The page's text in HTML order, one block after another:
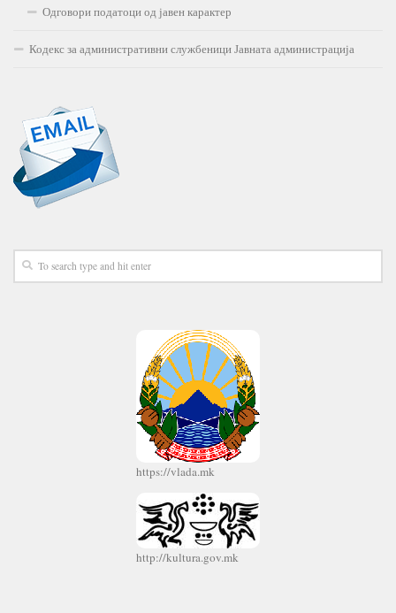
Одговори податоци од јавен карактер
Кодекс за административни службеници Јавната администрација
https://vlada.mk
http://kultura.gov.mk